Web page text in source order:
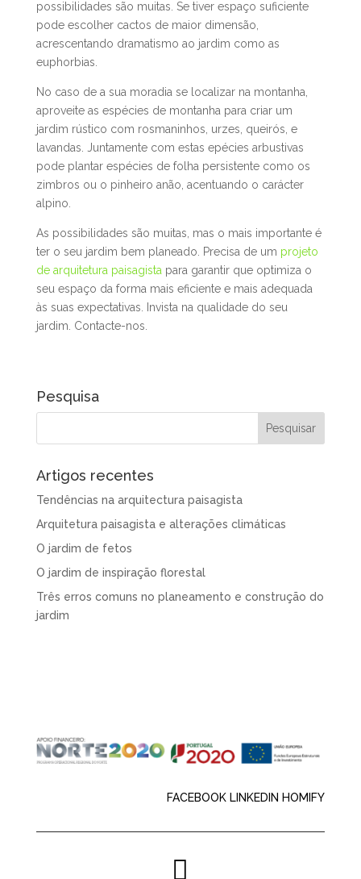
possibilidades são muitas. Se tiver espaço suficiente
pode escolher cactos de maior dimensão,
acrescentando dramatismo ao jardim como as
euphorbias.
No caso de a sua moradia se localizar na montanha,
aproveite as espécies de montanha para criar um
jardim rústico com rosmaninhos, urzes, queirós, e
lavandas. Juntamente com estas epécies arbustivas
pode plantar espécies de folha persistente como os
zimbros ou o pinheiro anão, acentuando o carácter
alpino.
As possibilidades são muitas, mas o mais importante é
ter o seu jardim bem planeado. Precisa de um projeto
de arquitetura paisagista para garantir que optimiza o
seu espaço da forma mais eficiente e mais adequada
às suas expectativas. Invista na qualidade do seu
jardim. Contacte-nos.
Pesquisa
Artigos recentes
Tendências na arquitectura paisagista
Arquitetura paisagista e alterações climáticas
O jardim de fetos
O jardim de inspiração florestal
Três erros comuns no planeamento e construção do
jardim
FACEBOOK LINKEDIN HOMIFY
